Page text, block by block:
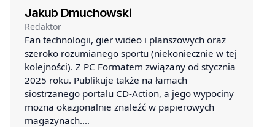
Jakub Dmuchowski
Redaktor
Fan technologii, gier wideo i planszowych oraz
szeroko rozumianego sportu (niekoniecznie w tej
kolejności). Z PC Formatem związany od stycznia
2025 roku. Publikuje także na łamach
siostrzanego portalu CD-Action, a jego wypociny
można okazjonalnie znaleźć w papierowych
magazynach.…